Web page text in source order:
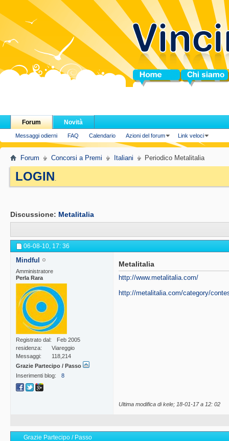
Home Chi siamo
Forum
Messaggi odierni FAQ Calendario Azioni del forum Link veloci
Novità
Forum Concorsi a Premi Italiani Periodico Metalitalia
LOGIN.
Discussione: Metalitalia
06-08-10, 17: 36
Mindful
Amministratore
Perla Rara
Registrato dal
Feb 2005
residenza
Viareggio
Messaggi
118,214
Grazie Partecipo / Passo
Inserimenti blog
8
Metalitalia
http://www.metalitalia.com/
http://metalitalia.com/category/
Ultima modifica di kele; 18-01-17 a 12: 02
Grazie Partecipo / Passo